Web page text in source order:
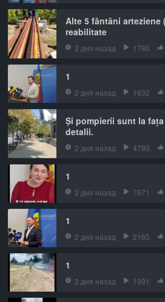
Alte 5 fântâni
reabilitate
2 дня назад 1780
1
2 дня назад 1632
Și pompierii sunt la
detalii.
2 дня назад 4793
1
2 дня назад 7671
1
2 дня назад 2165
1
2 дня назад 1991